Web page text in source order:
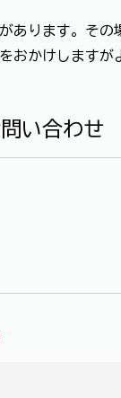
あります。そ
おかけしますが
い合わせ